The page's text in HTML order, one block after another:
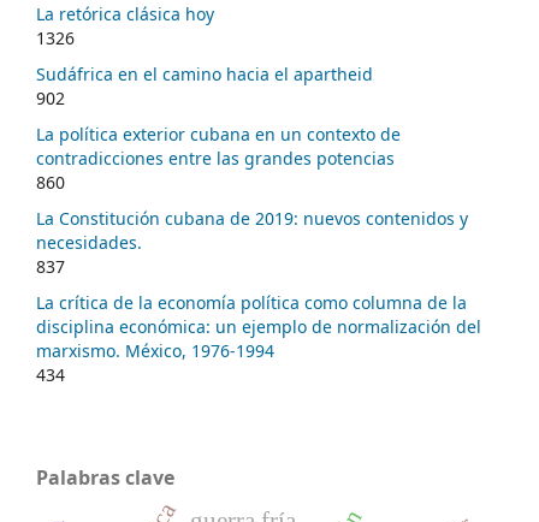
La retórica clásica hoy
1326
Sudáfrica en el camino hacia el apartheid
902
La política exterior cubana en un contexto de
contradicciones entre las grandes potencias
860
La Constitución cubana de 2019: nuevos contenidos y
necesidades.
837
La crítica de la economía política como columna de la
disciplina económica: un ejemplo de normalización del
marxismo. México, 1976-1994
434
Palabras clave